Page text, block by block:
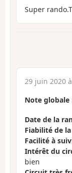
Super
29 juin 2020
Note globale
Date de la
Fiabilité de
Facilité à
Intérêt du
bien